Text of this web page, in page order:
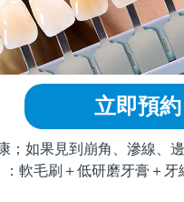
立即預約
如果見到崩角、滲線、邊
毛刷＋低研磨牙膏＋牙